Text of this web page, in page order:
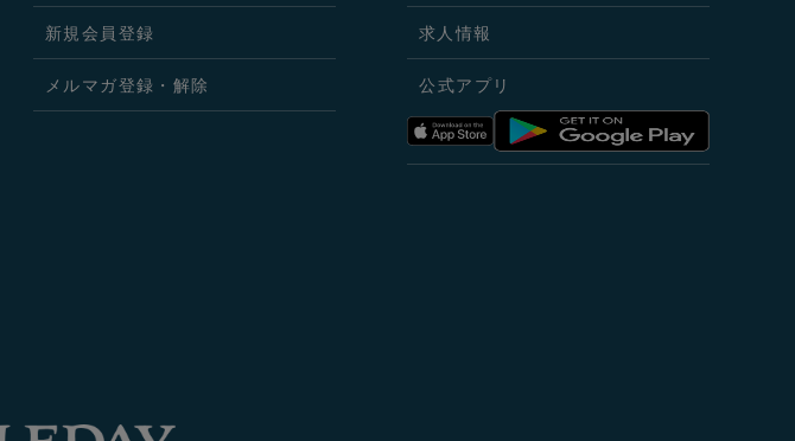
新規会員登録
メルマガ登録・解除
求人情報
公式アプリ